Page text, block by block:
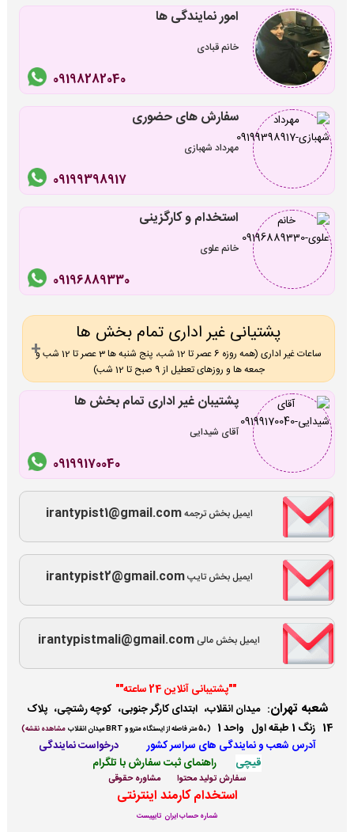
امور نمایندگی ها
خانم قبادی
09198282040
سفارش های حضوری
مهرداد شهبازی
09199398917
استخدام و کارگزینی
خانم علوی
09196889330
پشتیانی غیر اداری تمام بخش ها
ساعات غیر اداری (همه روزه 6 عصر تا 12 شب، پنج شنبه ها 3 عصر تا 12 شب و
جمعه ها و روزهای تعطیل از 9 صبح تا 12 شب)
پشتیبان غیر اداری تمام بخش ها
آقای شیدایی
09199170040
ایمیل بخش ترجمهirantypist1@gmail.com
ایمیل بخش تایپirantypist2@gmail.com
ایمیل بخش مالیirantypistmali@gmail.com
""پشتیبانی آنلاین 24 ساعته""
شعبه تهران: میدان انقلاب، ابتدای کارگر جنوبی، کوچه رشتچی، پلاک
14 زنگ 1 طبقه اول واحد 1
(50 متر فاصله از ایستگاه مترو و BRT میدان انقلاب مشاهده نقشه)
آدرس شعب و نمایندگی های سراسر کشور
درخواست نمایندگی
قیچی
راهنمای ثبت سفارش با تلگرام
سفارش تولید محتوا مشاوره حقوقی
استخدام کارمند اینترنتی
شماره حساب ایران تایپیست